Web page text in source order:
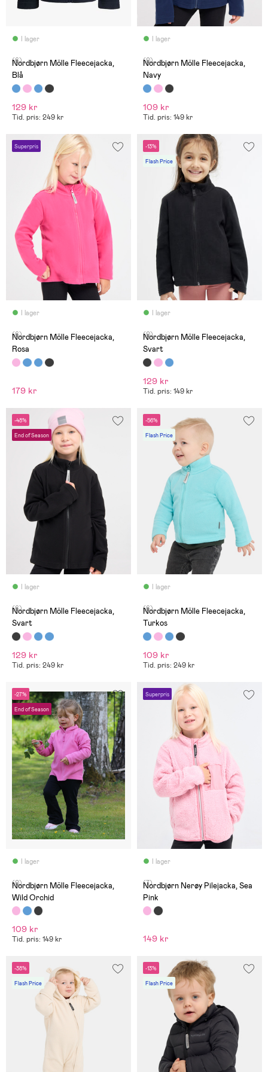
I lager
(6)
Nordbjørn Mölle Fleecejacka,
Blå
129 kr
Tid. pris: 249 kr
I lager
(0)
Nordbjørn Mölle Fleecejacka,
Navy
109 kr
Tid. pris: 149 kr
Superpris
I lager
(6)
Nordbjørn Mölle Fleecejacka,
Rosa
179 kr
-13%
Flash Price
I lager
(0)
Nordbjørn Mölle Fleecejacka,
Svart
129 kr
Tid. pris: 149 kr
-48%
End of Season
I lager
(6)
Nordbjørn Mölle Fleecejacka,
Svart
129 kr
Tid. pris: 249 kr
-56%
Flash Price
I lager
(6)
Nordbjørn Mölle Fleecejacka,
Turkos
109 kr
Tid. pris: 249 kr
-27%
End of Season
I lager
(0)
Nordbjørn Mölle Fleecejacka,
Wild Orchid
109 kr
Tid. pris: 149 kr
Superpris
I lager
(7)
Nordbjørn Nerøy Pilejacka, Sea
Pink
149 kr
-38%
Flash Price
-13%
Flash Price